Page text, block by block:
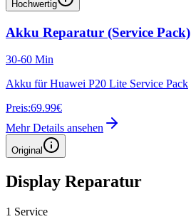
Hochwertig
Akku Reparatur (Service Pack)
30-60 Min
Akku für Huawei P20 Lite Service Pack
Preis:69.99€
Mehr Details ansehen
Original
Display Reparatur
1 Service